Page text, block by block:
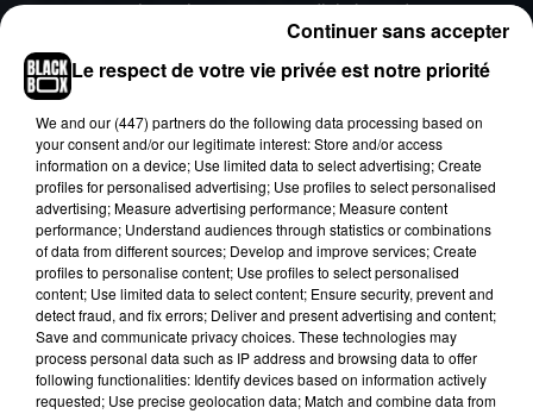
Les championnats seront divisés en deux
catégories. Le para surf pour les sportifs souffrant
d’un handicap moteur et le para surf adapté pour
Le surf deviendra officiellement une discipline
olympique en 2020. Le sport est inscrit aux
épreuves des jeux de Tokyo.
Avec l’organisation de ces premiers
championnats d’Europe, l’International Surfing
Association espère également que le para surf
pourra être intégré aux épreuves paralympiques
dans les prochaines années. Une demande a en
tout cas été faite au Comité International
Paralympique pour que la discipline soit présente
Le respect de votre vie privée est notre priorité
We and our (447) partnersdo the following data processing based on
your consent and/or our legitimate interest: Store and/or access
information on a device; Use limited data to select advertising; Create
profiles for personalised advertising; Use profiles to select personalised
advertising; Measure advertising performance; Measure content
performance; Understand audiences through statistics or combinations
of data from different sources; Develop and improve services; Create
profiles to personalise content; Use profiles to select personalised
content; Use limited data to select content; Ensure security, prevent and
detect fraud, and fix errors; Deliver and present advertising and content;
Save and communicate privacy choices. These technologies may
process personal data such as IP address and browsing data to offer
following functionalities: Identify devices based on information actively
requested; Use precise geolocation data; Match and combine data from
Continuer sans accepter